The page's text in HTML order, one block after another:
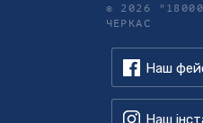
© 2026
ЧЕРКАС
Наш
Наш